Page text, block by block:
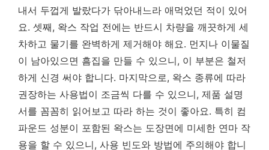
내서 두껍게 발랐다가 닦아내느라 애먹었던 적이 있어
요. 셋째, 왁스 작업 전에는 반드시 차량을 깨끗하게 세
차하고 물기를 완벽하게 제거해야 해요. 먼지나 이물질
이 남아있으면 흠집을 만들 수 있으니, 이 부분은 철저
하게 신경 써야 합니다. 마지막으로, 왁스 종류에 따라
권장하는 사용법이 조금씩 다를 수 있으니, 제품 설명
서를 꼼꼼히 읽어보고 따라 하는 것이 좋아요. 특히 컴
파운드 성분이 포함된 왁스는 도장면에 미세한 연마 작
용을 할 수 있으니, 사용 빈도와 방법에 주의해야 합니